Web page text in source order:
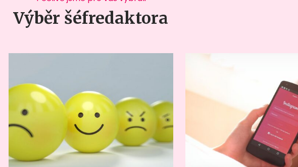
Výběr šéfredaktora